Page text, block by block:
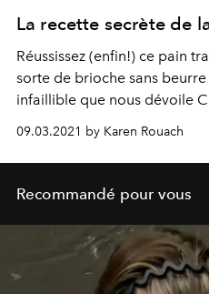
La recette secrète de
Réussissez (enfin!) ce pain
sorte de brioche sans
infaillible que nous dévoile
09.03.2021 by Karen Rouach
Recommandé pour vous